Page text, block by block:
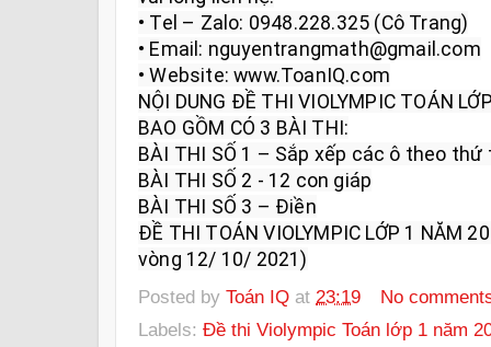
• Tel – Zalo: 0948.228.325 (Cô Trang)
• Email: nguyentrangmath@gmail.com
• Website: www.ToanIQ.com
NỘI DUNG ĐỀ THI VIOLYMPIC TOÁN
BAO GỒM CÓ 3 BÀI THI:
BÀI THI SỐ 1 – Sắp xếp các ô theo
BÀI THI SỐ 2 - 12 con giáp
BÀI THI SỐ 3 – Điền
ĐỀ THI TOÁN VIOLYMPIC LỚP 1 NĂM
vòng 12/ 10/ 2021)
Posted by Toán IQ at 23:19
No
Labels: Đề thi Violympic Toán lớp 1 năm